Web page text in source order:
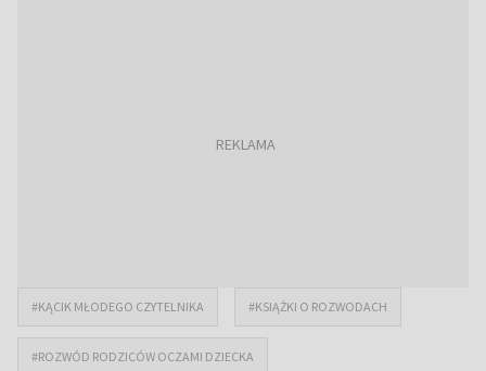
#KĄCIK MŁODEGO CZYTELNIKA #KSIĄŻKI O ROZWODACH
#ROZWÓD RODZICÓW OCZAMI DZIECKA